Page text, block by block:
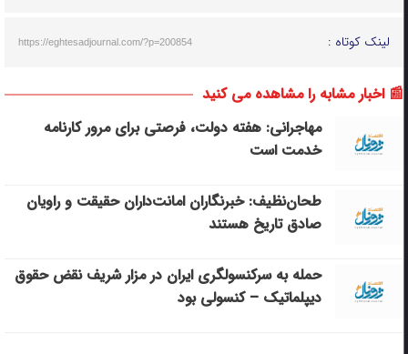
لینک کوتاه : https://eghtesadjournal.com/?p=200854
📰 اخبار مشابه را مشاهده می کنید
مهاجرانی: هفته دولت، فرصتی برای مرور کارنامه
خدمت است
طحان‌نظیف: خبرنگاران امانت‌داران حقیقت و راویان
صادق تاریخ‌ هستند
حمله به سرکنسولگری ایران در مزار شریف نقض حقوق
دیپلماتیک – کنسولی بود